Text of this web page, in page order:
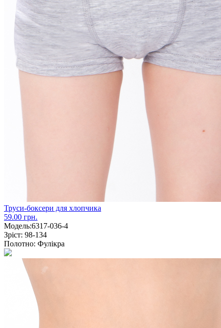
Труси-боксери для хлопчика
59.00 грн.
Модель:6317-036-4
Зріст: 98-134
Полотно: Фулікра